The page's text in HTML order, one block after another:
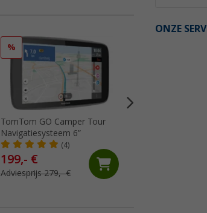
ONZE
%
TomTom GO Camper Tour
Navigatiesysteem 6”
(4)
199,- €
Adviesprijs 279,- €